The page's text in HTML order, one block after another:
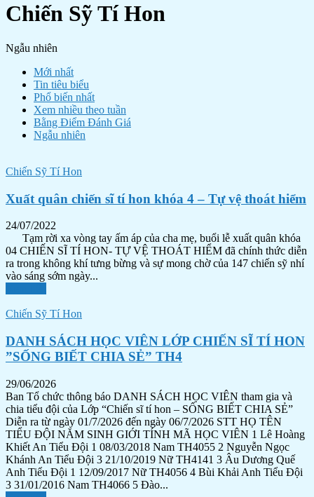
Chiến Sỹ Tí Hon
Ngẫu nhiên
Mới nhất
Tin tiêu biểu
Phổ biến nhất
Xem nhiều theo tuần
Bằng Điểm Đánh Giá
Ngẫu nhiên
Chiến Sỹ Tí Hon
Xuất quân chiến sĩ tí hon khóa 4 – Tự vệ thoát hiểm
24/07/2022
Tạm rời xa vòng tay ấm áp của cha mẹ, buổi lễ xuất quân khóa
04 CHIẾN SĨ TÍ HON- TỰ VỆ THOÁT HIỂM đã chính thức diễn
ra trong không khí tưng bừng và sự mong chờ của 147 chiến sỹ nhí
vào sáng sớm ngày...
Chiến Sỹ Tí Hon
DANH SÁCH HỌC VIÊN LỚP CHIẾN SĨ TÍ HON
”SỐNG BIẾT CHIA SẺ” TH4
29/06/2026
Ban Tổ chức thông báo DANH SÁCH HỌC VIÊN tham gia và
chia tiểu đội của Lớp “Chiến sĩ tí hon – SỐNG BIẾT CHIA SẺ”
Diễn ra từ ngày 01/7/2026 đến ngày 06/7/2026 STT HỌ TÊN
TIỂU ĐỘI NĂM SINH GIỚI TÍNH MÃ HỌC VIÊN 1 Lê Hoàng
Khiết An Tiểu Đội 1 08/03/2018 Nam TH4055 2 Nguyễn Ngọc
Khánh An Tiểu Đội 3 21/10/2019 Nữ TH4141 3 Âu Dương Quế
Anh Tiểu Đội 1 12/09/2017 Nữ TH4056 4 Bùi Khải Anh Tiểu Đội
3 31/01/2016 Nam TH4066 5 Đào...